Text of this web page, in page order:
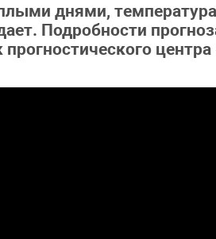
днями,
Подробности